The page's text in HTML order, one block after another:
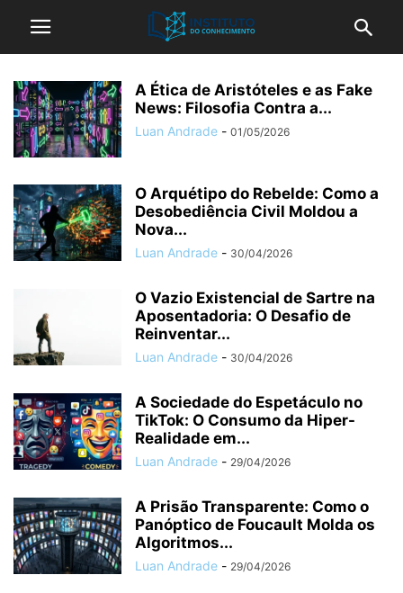
A Ética de Aristóteles e as Fake
News: Filosofia Contra a...
Luan Andrade - 01/05/2026
O Arquétipo do Rebelde: Como a
Desobediência Civil Moldou a
Nova...
Luan Andrade - 30/04/2026
O Vazio Existencial de Sartre na
Aposentadoria: O Desafio de
Reinventar...
Luan Andrade - 30/04/2026
A Sociedade do Espetáculo no
TikTok: O Consumo da Hiper-
Realidade em...
Luan Andrade - 29/04/2026
A Prisão Transparente: Como o
Panóptico de Foucault Molda os
Algoritmos...
Luan Andrade - 29/04/2026